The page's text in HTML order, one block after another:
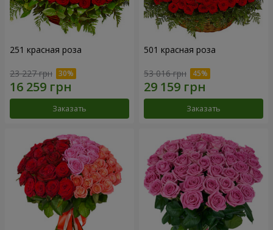
251 красная роза
23 227 грн
Заказать
501 красная роза
53 016 грн
Заказать